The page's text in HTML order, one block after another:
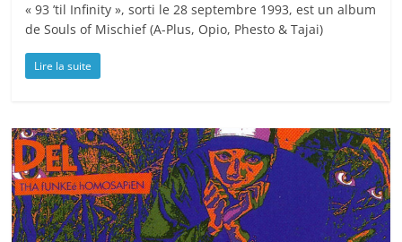
« 93 ’til Infinity », sorti le 28 septembre 1993, est un album
de Souls of Mischief (A-Plus, Opio, Phesto & Tajai)
Lire la suite